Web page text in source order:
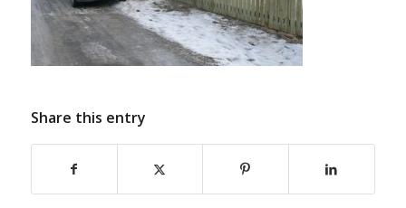
Share this entry